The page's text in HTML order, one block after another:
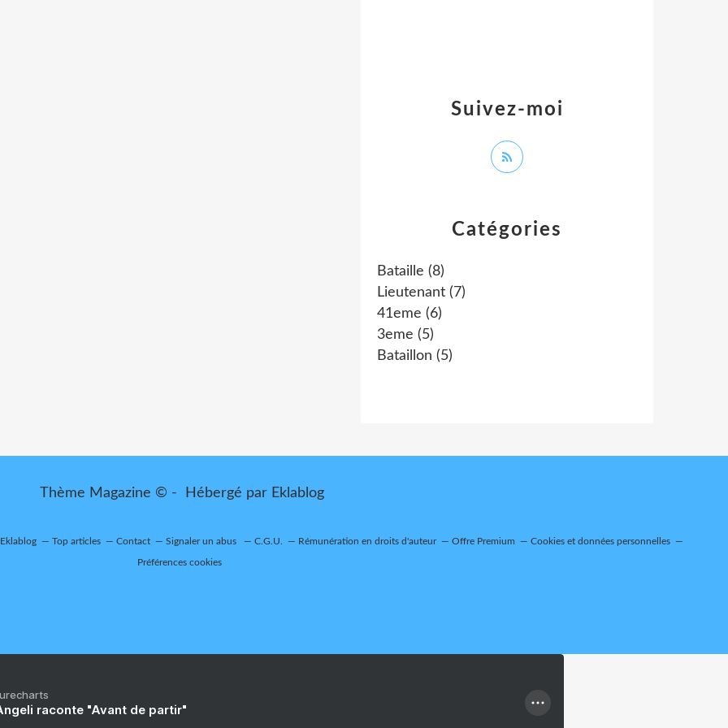
Catégories
Bataille (8)
Lieutenant (7)
41eme (6)
3eme (5)
Bataillon (5)
Suivez-moi
Thème Magazine © - Hébergé par Eklablog
Top articles Contact Signaler un abus C.G.U. Rémunération en droits d'auteur Offre Premium Cookies et données personnelles
Préférences cookies
raconte "Avant de partir"